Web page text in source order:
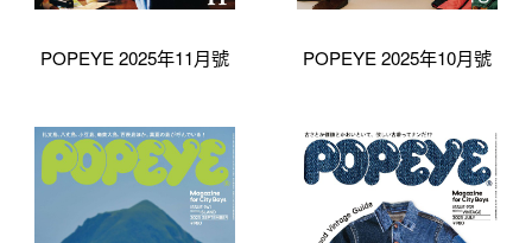
POPEYE 2025年11月號 POPEYE 2025年10月號